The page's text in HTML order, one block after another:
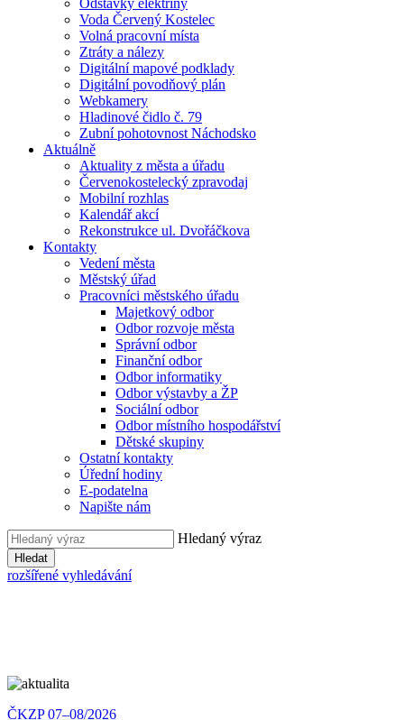
Odstávky elektřiny
Voda Červený Kostelec
Volná pracovní místa
Ztráty a nálezy
Digitální mapové podklady
Digitální povodňový plán
Webkamery
Hladinové čidlo č. 79
Zubní pohotovnost Náchodsko
Aktuálně
Aktuality z města a úřadu
Červenokostelecký zpravodaj
Mobilní rozhlas
Kalendář akcí
Rekonstrukce ul. Dvořáčkova
Kontakty
Vedení města
Městský úřad
Pracovníci městského úřadu
Majetkový odbor
Odbor rozvoje města
Správní odbor
Finanční odbor
Odbor informatiky
Odbor výstavby a ŽP
Sociální odbor
Odbor místního hospodářství
Dětské skupiny
Ostatní kontakty
Úřední hodiny
E-podatelna
Napište nám
Hledaný výraz
Hledat
rozšířené vyhledávání
ČKZP 07–08/2026